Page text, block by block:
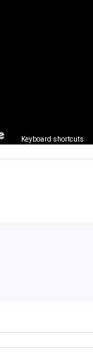
Keyboard shortcuts